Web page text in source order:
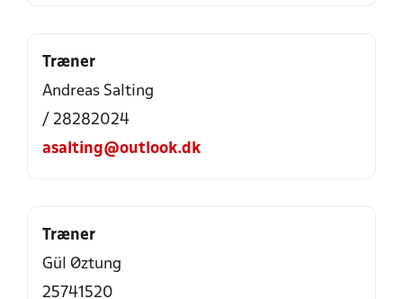
Træner
Andreas Salting
/ 28282024
asalting@outlook.dk
Træner
Gül Øztung
25741520